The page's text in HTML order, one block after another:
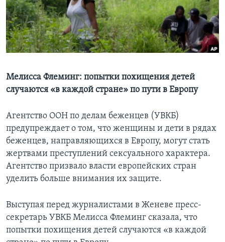
Learning English
СОЦИАЛЬНЫЕ СЕТИ
Языки
Мелисса Флеминг: попытки похищения детей
случаются «в каждой стране» по пути в Европу
Агентство ООН по делам беженцев (УВКБ)
предупреждает о том, что женщины и дети в рядах
беженцев, направляющихся в Европу, могут стать
жертвами преступлений сексуального характера.
Агентство призвало власти европейских стран
уделить больше внимания их защите.
Выступая перед журналистами в Женеве пресс-
секретарь УВКБ Мелисса Флеминг сказала, что
попытки похищения детей случаются «в каждой